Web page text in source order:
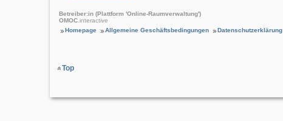
Betreiber:in (Plattform 'Online-Raumverwaltung')
OMOC .interactive
Homepage
Allgemeine Geschäftsbedingungen Datenschutzerklärung
Top